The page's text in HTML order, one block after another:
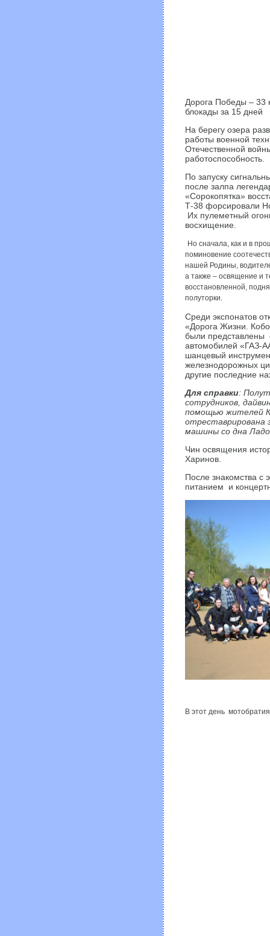
Дорога Победы – 33
блокады за 15 дней
На берегу озера
работы военной
Отечественной
работоспособность.
По запуску
после залпа
«Сорокопятка»
Т-38 форсировали
Их пулеметный
восхищение.
Но сначала, как и в
поминовение
нашей Родины,
а также – освящение и
восстановленной,
полуторки.
Среди экспонатов
«Дорога Жизни.
были представлены
автомобилей «ГАЗ-
шанцевый
железнодорожных
другие последние
Для справки:
сотрудников,
помощью жителей
отреставрирована
машины со дна
Чин освящения
Харинов.
После знакомства с
питанием и
В этот день